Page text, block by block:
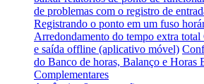
de problemas com o registro de
Registrando o ponto em um fuso
Arredondamento do tempo extra total
e saída offline (aplicativo móvel)
do Banco de horas, Balanço e Horas
Complementares